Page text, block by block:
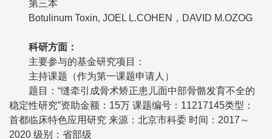
第三本
Botulinum Toxin, JOEL L.COHEN，DAVID M.OZOG
科研方面：
主要参与的基金研究项目：
主持课题（作为第一课题申请人）
题目：“缝牵引成骨术矫正患儿面中部骨骼发育不全的
稳定性研究”资助金额：15万 课题编号：11217145类型：
首都临床特色应用研究 来源：北京市科委 时间：2017～
2020 级别：省部级